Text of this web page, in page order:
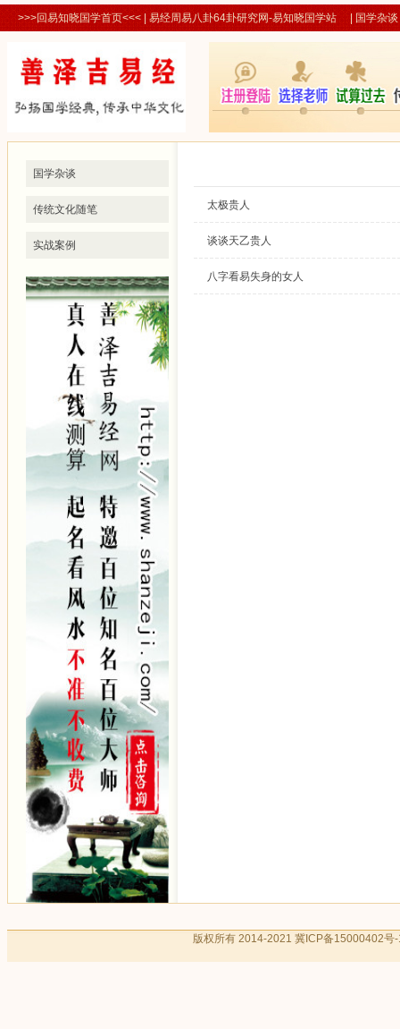
>>>回易知晓国学首页<<< | 易经周易八卦64卦研究网-易知晓国学站 | 国学杂谈
国学杂谈
传统文化随笔
实战案例
太极贵人
谈谈天乙贵人
八字看易失身的女人
版权所有 2014-2021 冀ICP备15000402号